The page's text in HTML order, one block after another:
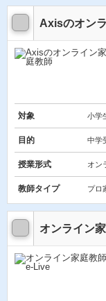
Axisのオン
対象 小学
目的 中学
授業形式 オン
教師タイプ プロ
オンライン